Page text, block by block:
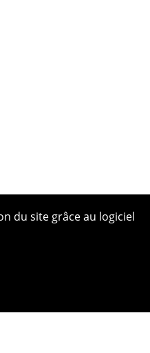
du site grâce au logiciel